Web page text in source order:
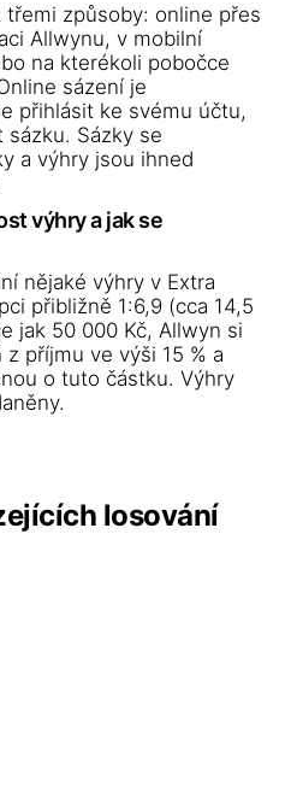
způsoby: online přes
Allwynu, v mobilní
na kterékoli pobočce
sázení je
přihlásit ke svému účtu,
sázku. Sázky se
a výhry jsou ihned
výhry a jak se
nějaké výhry v Extra
přibližně 1:6,9 (cca 14,5
jak 50 000 Kč, Allwyn si
příjmu ve výši 15 % a
o tuto částku. Výhry
losování